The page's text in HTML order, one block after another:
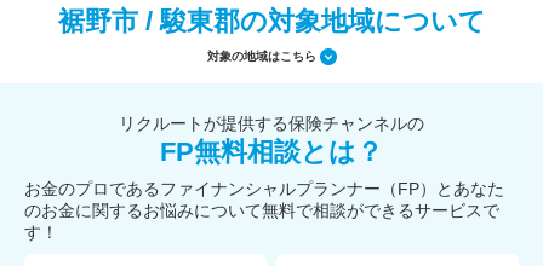
裾野市 / 駿東郡の対象地域について
対象の地域はこちら
リクルートが提供する保険チャンネルの
FP無料相談とは？
お金のプロであるファイナンシャルプランナー（FP）とあなた
のお金に関するお悩みについて無料で相談ができるサービスで
す！